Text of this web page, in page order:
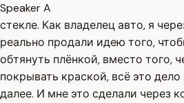
Speaker A
стекле. Как владелец авто, я
реально продали идею того,
обтянуть плёнкой, вместо того,
покрывать краской, всё это
далее. И мне это сделали через